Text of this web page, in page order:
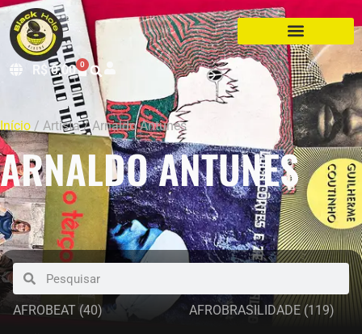
R$0,00 0
Início / Artista / Arnaldo Antunes
ARNALDO ANTUNES
AFROBEAT (40) AFROBRASILIDADE (119)